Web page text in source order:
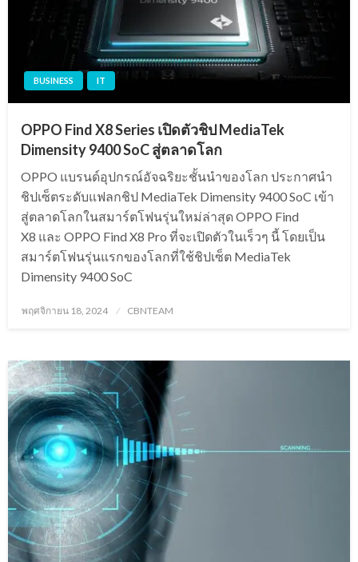
BUSINESS IT
OPPO Find X8 Series เปิดตัวชิป MediaTek
Dimensity 9400 SoC สู่ตลาดโลก
OPPO แบรนด์อุปกรณ์อัจฉริยะชั้นนำของโลก ประกาศนำ
ชิปเซ็ตระดับแฟลกชิป MediaTek Dimensity 9400 SoC เข้า
สู่ตลาดโลกในสมาร์ตโฟนรุ่นใหม่ล่าสุด OPPO Find
X8 และ OPPO Find X8 Pro ที่จะเปิดตัวในเร็วๆ นี้ โดยเป็น
สมาร์ตโฟนรุ่นแรกของโลกที่ใช้ชิปเซ็ต MediaTek
Dimensity 9400 SoC
Posted
พฤศจิกายน 18, 2024 CBNTEAM